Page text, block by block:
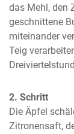
das Mehl, den
geschnittene
miteinander
Teig
2. Schritt
Die Äpfel
Zitronensaft,